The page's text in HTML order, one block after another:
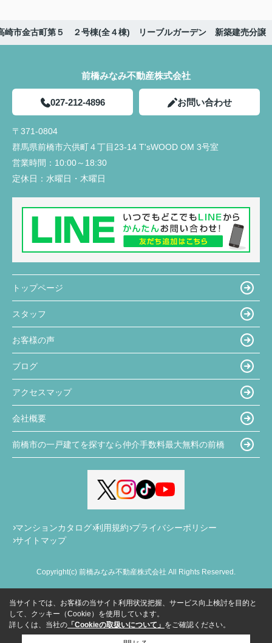
崎市金古町第５ ２号棟(全４棟) リーブルガーデン 新築建売分譲
前橋みなみ不動産株式会社
027-212-4896 お問い合わせ
〒371-0804
群馬県前橋市六供町４丁目23‐14 T'sWOOD OM 3号室
営業時間： 10:00～18:30
定休日： 水曜日・木曜日
トップページ
スタッフ
お客様の声
ブログ
アクセスマップ
会社概要
前橋市の一戸建てを探すなら仲介手数料最大無料の前橋
マンションカタログ 利用規約 プライバシーポリシー
サイトマップ
Copyright(c) 前橋みなみ不動産株式会社 All Rights Reserved.
当サイトでは、お客様の当サイト利用状況把握、サービス向上検討を目的と
して、クッキー（Cookie）を使用しています。
詳しくは、当社の 「Cookieの取扱いについて」 をご確認ください。